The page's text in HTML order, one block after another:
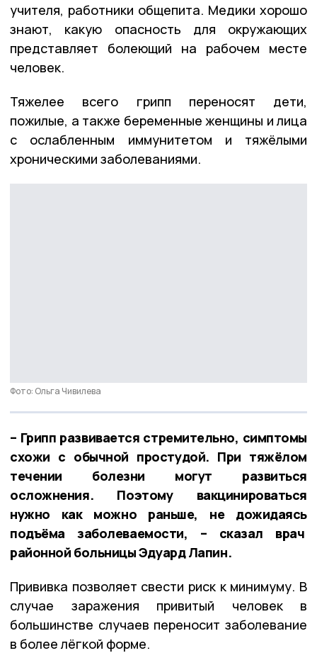
учителя, работники общепита. Медики хорошо
знают, какую опасность для окружающих
представляет болеющий на рабочем месте
человек.
Тяжелее всего грипп переносят дети,
пожилые, а также беременные женщины и лица
с ослабленным иммунитетом и тяжёлыми
хроническими заболеваниями.
Фото: Ольга Чивилева
– Грипп развивается стремительно, симптомы
схожи с обычной простудой. При тяжёлом
течении болезни могут развиться
осложнения. Поэтому вакцинироваться
нужно как можно раньше, не дожидаясь
подъёма заболеваемости, – сказал врач
районной больницы Эдуард Лапин.
Прививка позволяет свести риск к минимуму. В
случае заражения привитый человек в
большинстве случаев переносит заболевание
в более лёгкой форме.